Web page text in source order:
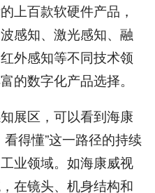
上百款软硬件产品，
感知、激光感知、融
外感知等不同技术领
的数字化产品选择。
区，可以看到海康
得懂”这一路径的持续
业领域。如海康威视
在镜头、机身结构和